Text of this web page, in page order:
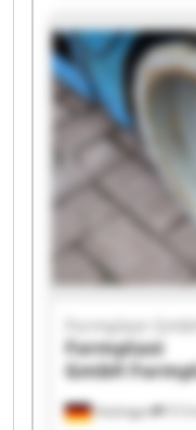
Formplast
GmbH Formplast
Formplast GmbH
GmbH Formplast
Hattingen
Formplast GmbH
Formplast
GmbH